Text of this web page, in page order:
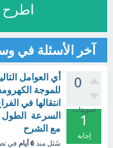
اطرح
آخر الأسئلة في
0
تصويتات
1
إجابة
أي العوامل
للموجة
السرعة الطول
مع الشرح
سُئل منذ 6 أيام في